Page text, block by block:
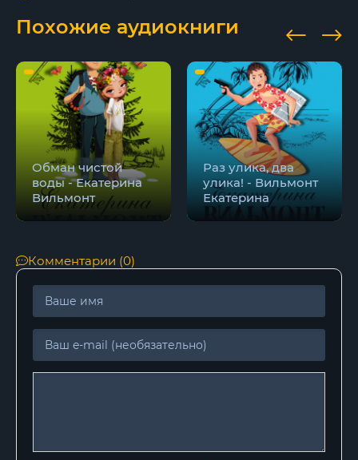
Похожие аудиокниги
Обман чистой
воды - Екатерина
Вильмонт
Раз улика, два
улика! - Вильмонт
Екатерина
Комментарии (0)